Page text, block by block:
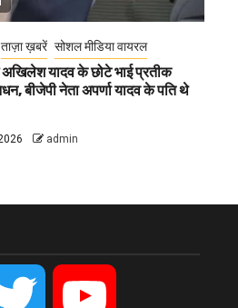
ताज़ा ख़बरें सोशल मीडिया वायरल
यादव के छोटे भाई प्रतीक
बीजेपी नेता अपर्णा यादव के पति थे
admin
Twitter